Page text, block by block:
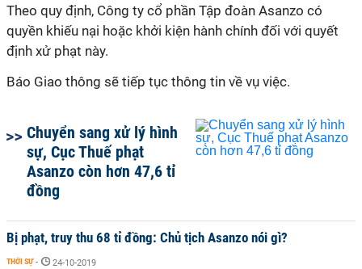
Theo quy định, Công ty cổ phần Tập đoàn Asanzo có
quyền khiếu nại hoặc khởi kiện hành chính đối với quyết
định xử phạt này.
Báo Giao thông sẽ tiếp tục thông tin về vụ việc.
Chuyển sang xử lý hình
sự, Cục Thuế phạt
Asanzo còn hơn 47,6 tỉ
đồng
Bị phạt, truy thu 68 tỉ đồng: Chủ tịch Asanzo nói gì?
THỜI SỰ - 24-10-2019